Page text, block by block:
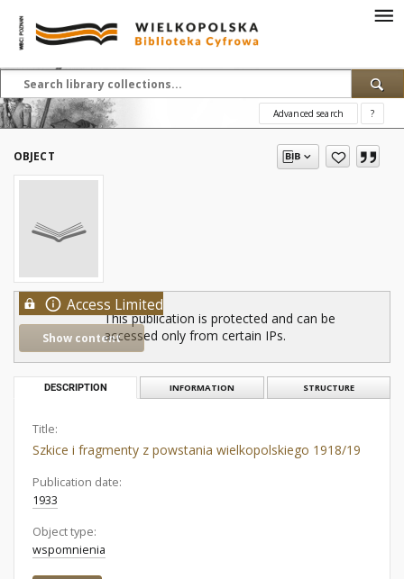
Advanced search ?
OBJECT
Access Limited
Show content
This publication is protected and can be
accessed only from certain IPs.
DESCRIPTION INFORMATION STRUCTURE
Title:
Szkice i fragmenty z powstania wielkopolskiego 1918/19
Publication date:
1933
Object type:
wspomnienia